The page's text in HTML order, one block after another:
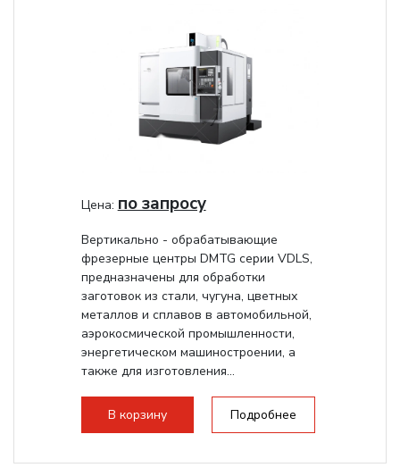
Цена: по запросу
Вертикально - обрабатывающие
фрезерные центры DMTG серии VDLS,
предназначены для обработки
заготовок из стали, чугуна, цветных
металлов и сплавов в автомобильной,
аэрокосмической промышленности,
энергетическом машиностроении, а
также для изготовления...
В корзину Подробнее